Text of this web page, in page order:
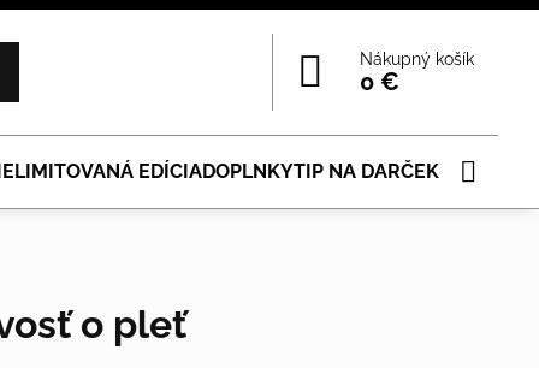
Nákupný košík
0 €
LIMITOVANÁ EDÍCIADOPLNKYTIP NA DARČEK
o pleť